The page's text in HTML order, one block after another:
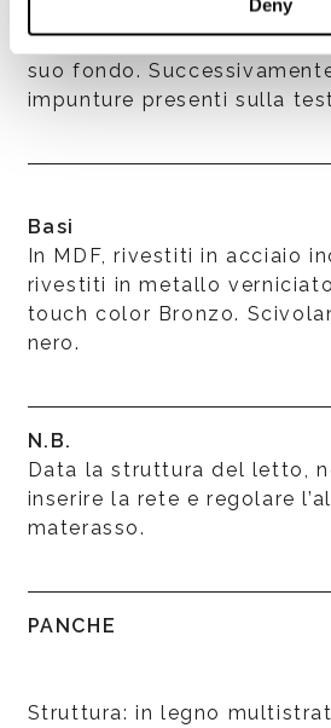
Deny
delle fodere, è possibile
giroletto agendo sulle
suo fondo.
impunture presenti sulla
Basi
In MDF, rivestiti in acciaio
rivestiti in metallo
touch color Bronzo.
nero.
N.B.
Data la struttura del letto,
inserire la rete e regolare
materasso.
PANCHE
Struttura: in legno